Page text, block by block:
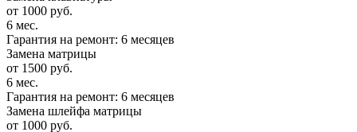
от 1000 руб.
6 мес.
Гарантия на ремонт: 6 месяцев
Замена матрицы
от 1500 руб.
6 мес.
Гарантия на ремонт: 6 месяцев
Замена шлейфа матрицы
от 1000 руб.